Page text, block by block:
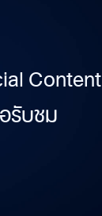
Content
รับชม